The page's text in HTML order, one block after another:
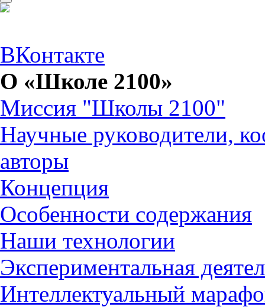
ВКонтакте
О «Школе 2100»
Миссия "Школы 2100"
Научные руководители,
авторы
Концепция
Особенности содержания
Наши технологии
Экспериментальная
Интеллектуальный